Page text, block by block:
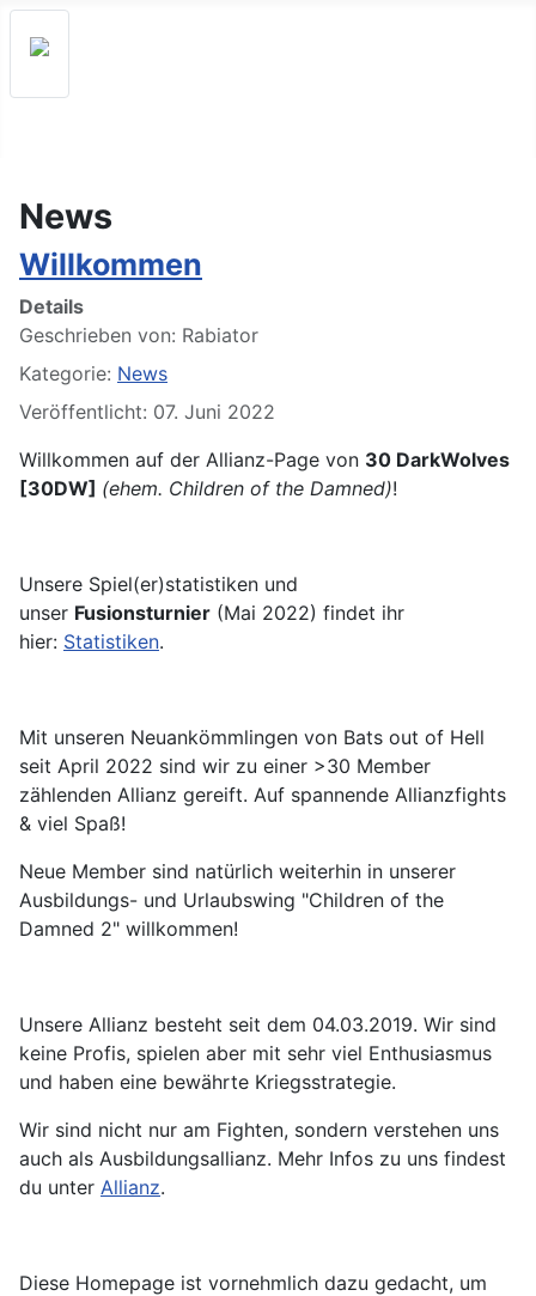
News
Willkommen
Details
Geschrieben von: Rabiator
Kategorie: News
Veröffentlicht: 07. Juni 2022
Willkommen auf der Allianz-Page von 30 DarkWolves
[30DW] (ehem. Children of the Damned)!
Unsere Spiel(er)statistiken und
unser Fusionsturnier (Mai 2022) findet ihr
hier: Statistiken.
Mit unseren Neuankömmlingen von Bats out of Hell
seit April 2022 sind wir zu einer >30 Member
zählenden Allianz gereift. Auf spannende Allianzfights
& viel Spaß!
Neue Member sind natürlich weiterhin in unserer
Ausbildungs- und Urlaubswing "Children of the
Damned 2" willkommen!
Unsere Allianz besteht seit dem 04.03.2019. Wir sind
keine Profis, spielen aber mit sehr viel Enthusiasmus
und haben eine bewährte Kriegsstrategie.
Wir sind nicht nur am Fighten, sondern verstehen uns
auch als Ausbildungsallianz. Mehr Infos zu uns findest
du unter Allianz.
Diese Homepage ist vornehmlich dazu gedacht, um